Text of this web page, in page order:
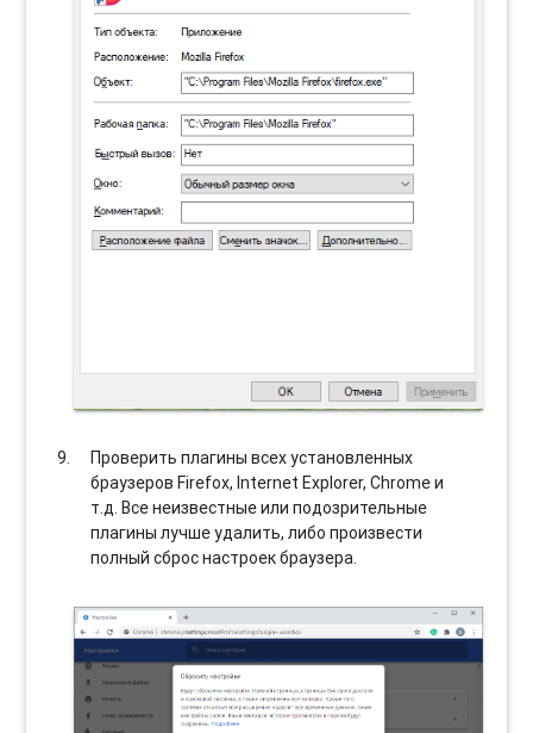
Проверить плагины всех установленных
браузеров Firefox, Internet Explorer, Chrome и
т.д. Все неизвестные или подозрительные
плагины лучше удалить, либо произвести
полный сброс настроек браузера.